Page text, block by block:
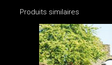
en
Produits similaires